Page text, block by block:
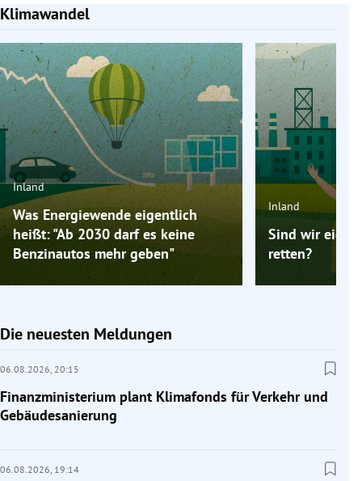
Klimawandel
Slide 1 von 4
Inland
Was Energiewende eigentlich
heißt: "Ab 2030 darf es keine
Benzinautos mehr geben"
Inland
Sind wir
retten?
Die neuesten Meldungen
06.08.2026, 20:15
Finanzministerium plant Klimafonds für Verkehr und
Gebäudesanierung
06.08.2026, 19:14